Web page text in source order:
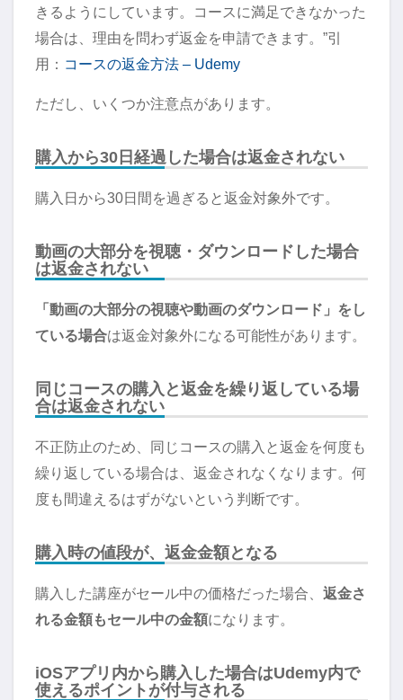
きるようにしています。コースに満足できなかった
場合は、理由を問わず返金を申請できます。”引
用： コースの返金方法 – Udemy
ただし、いくつか注意点があります。
購入から30日経過した場合は返金されない
購入日から30日間を過ぎると返金対象外です。
動画の大部分を視聴・ダウンロードした場合
は返金されない
「動画の大部分の視聴や動画のダウンロード」をし
ている場合は返金対象外になる可能性があります。
同じコースの購入と返金を繰り返している場
合は返金されない
不正防止のため、同じコースの購入と返金を何度も
繰り返している場合は、返金されなくなります。何
度も間違えるはずがないという判断です。
購入時の値段が、返金金額となる
購入した講座がセール中の価格だった場合、 返金さ
れる金額もセール中の金額になります。
iOSアプリ内から購入した場合はUdemy内で
使えるポイントが付与される